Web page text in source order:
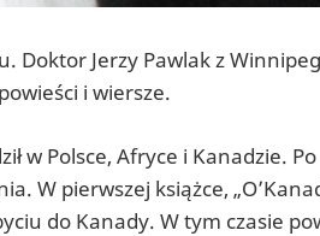
Doktor Jerzy Pawlak z
i wiersze.
w Polsce, Afryce i Kanadzie. Po
W pierwszej książce,
do Kanady. W tym czasie